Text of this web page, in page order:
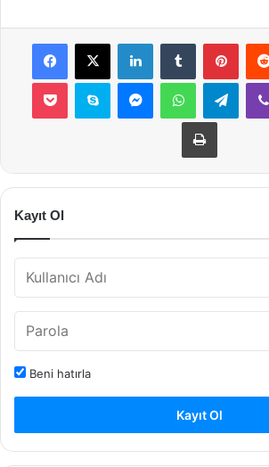
Facebook
X LinkedInTumblr
Pocket Skype MessengerWhatsApp
Yazdır
Kayıt Ol
Beni hatırla
Kayıt Ol